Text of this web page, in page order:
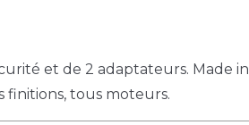
et de 2 adaptateurs. Made in
finitions, tous moteurs.